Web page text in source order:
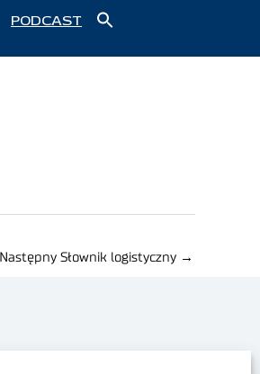
PODCAST
Następny Słownik logistyczny →